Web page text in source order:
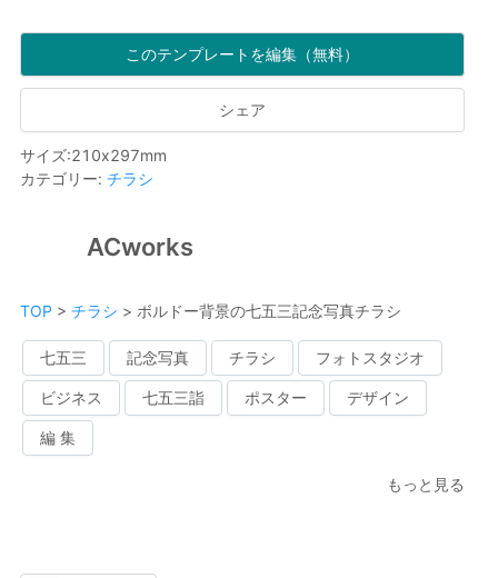
このテンプレートを編集（無料）
シェア
サイズ:210x297mm
カテゴリー: チラシ
ACworks
TOP > チラシ > ボルドー背景の七五三記念写真チラシ
七五三 記念写真 チラシ フォトスタジオ
ビジネス 七五三詣 ポスター デザイン
編 集
もっと見る